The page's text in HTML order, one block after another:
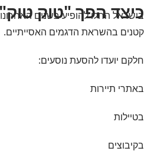
כיצד הפך "טוק
בישראל החלו להופיע בשנים
קטנים בהשראת הדגמים האסייתיים.
חלקם יועדו להסעת נוסעים:
באתרי תיירות
בטיילות
בקיבוצים